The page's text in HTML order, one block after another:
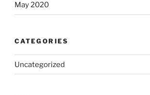
May 2020
CATEGORIES
Uncategorized